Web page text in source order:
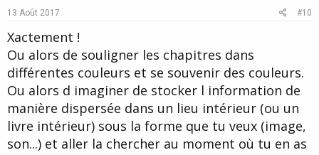
13 Août 2017 #10
Xactement !
Ou alors de souligner les chapitres dans
différentes couleurs et se souvenir des couleurs.
Ou alors d imaginer de stocker l information de
manière dispersée dans un lieu intérieur (ou un
livre intérieur) sous la forme que tu veux (image,
son...) et aller la chercher au moment où tu en as